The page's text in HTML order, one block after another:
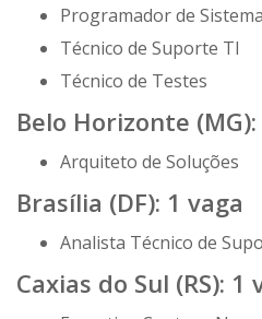
Programador de
Técnico de Suporte TI
Técnico de Testes
Belo Horizonte
Arquiteto de Soluções
Brasília (DF): 1 vaga
Analista Técnico de
Caxias do Sul (RS): 1